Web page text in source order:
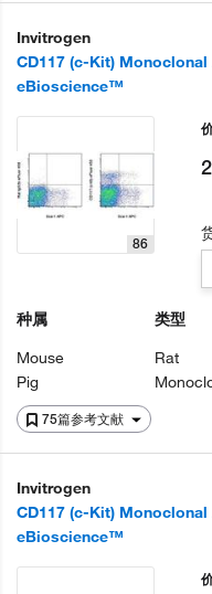
Invitrogen
CD117 (c-Kit)
eBioscience™
75篇参考文献
86
种属
Mouse
Pig
类型
Rat
Invitrogen
CD117 (c-Kit)
eBioscience™